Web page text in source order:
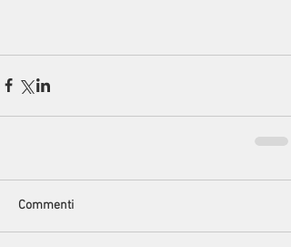
Commenti